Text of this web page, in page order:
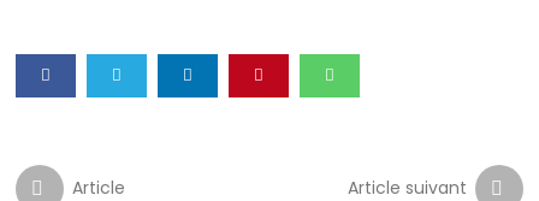
Article
Article suivant